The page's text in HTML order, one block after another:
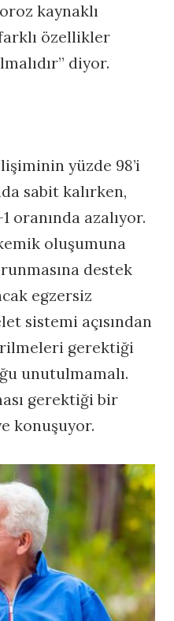
kaynaklı
özellikler
diyor.
yüzde 98’i
sabit kalırken,
oranında azalıyor.
oluşumuna
destek
egzersiz
sistemi açısından
gerektiği
unutulmamalı.
gerektiği bir
konuşuyor.